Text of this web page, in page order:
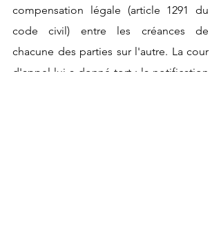
compensation légale (article 1291 du
code civil) entre les créances de
chacune des parties sur l'autre. La cour
d'appel lui a donné tort : la notification